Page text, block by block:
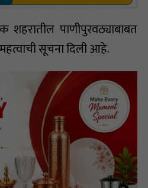
शहरातील पाणीपुरवठ्याबाबत
सूचना दिली आहे.